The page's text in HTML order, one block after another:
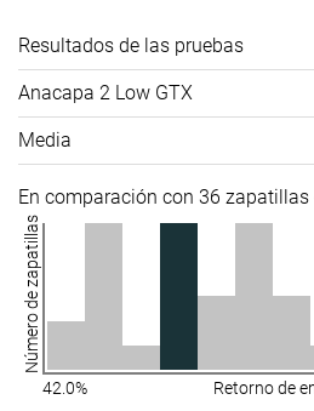
Resultados de las pruebas
Anacapa 2 Low GTX
Media
En comparación con 36 zapatillas
Número de zapatillas
42.0% Retorno de